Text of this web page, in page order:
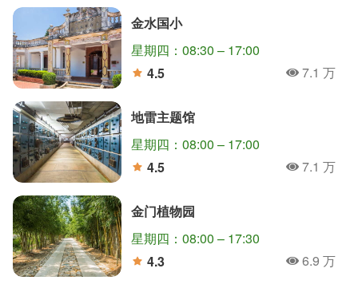
金水国小
星期四：08:30 – 17:00
4.5
人氣7.1 万
地雷主题馆
星期四：08:00 – 17:00
4.5
人氣7.1 万
金门植物园
星期四：08:00 – 17:30
4.3
人氣6.9 万